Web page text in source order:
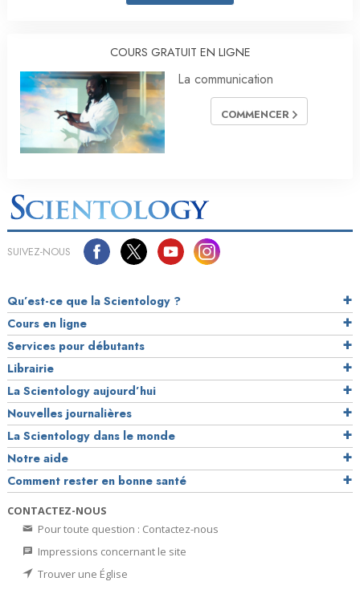
COURS GRATUIT EN LIGNE
La communication
COMMENCER
SUIVEZ-NOUS
Qu’est-ce que la Scientology ?
Cours en ligne
Services pour débutants
Librairie
La Scientology aujourd’hui
Nouvelles journalières
La Scientology dans le monde
Notre aide
Comment rester en bonne santé
CONTACTEZ-NOUS
Pour toute question : Contactez-nous
Impressions concernant le site
Trouver une Église